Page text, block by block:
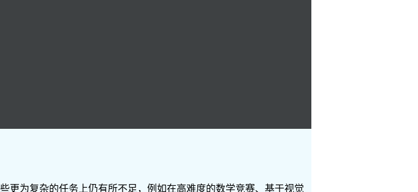
更为复杂的任务上仍有所不足，例如在高难度的数学竞赛、基于视觉